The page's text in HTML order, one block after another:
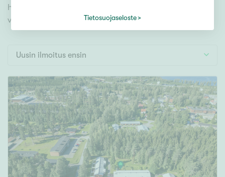
Vapaa-ajan asunto
Autotalli
Hinta
000 000 €
Pinta-ala
hyödynnä kätevää hakutyökalua. Meiltä löydät
varmasti unelmiesi kodin.
Uusin ilmoitus ensin
Tietosuojaseloste